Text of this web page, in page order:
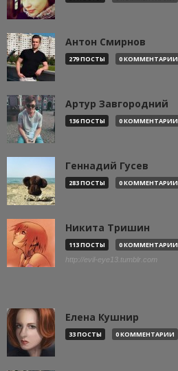
Антон Смирнов
279 ПОСТЫ 0 КОММЕНТАРИИ
Артур Завгородний
136 ПОСТЫ 0 КОММЕНТАРИИ
Геннадий Гусев
283 ПОСТЫ 0 КОММЕНТАРИИ
Никита Тришин
113 ПОСТЫ 0 КОММЕНТАРИИ
http://evil-eye13.tumblr.com
Елена Кушнир
33 ПОСТЫ 0 КОММЕНТАРИИ